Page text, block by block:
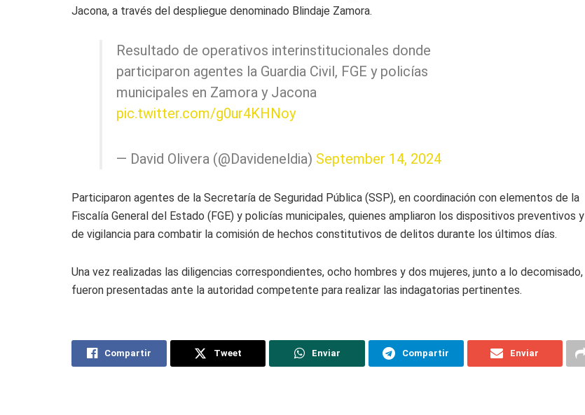
Jacona, a través del despliegue denominado Blindaje Zamora.
Resultado de operativos interinstitucionales donde
participaron agentes la Guardia Civil, FGE y policías
municipales en Zamora y Jacona
pic.twitter.com/g0ur4KHNoy
— David Olivera (@Davideneldia) September 14, 2024
Participaron agentes de la Secretaría de Seguridad Pública (SSP), en coordinación con elementos de la
Fiscalía General del Estado (FGE) y policías municipales, quienes ampliaron los dispositivos preventivos y
de vigilancia para combatir la comisión de hechos constitutivos de delitos durante los últimos días.
Una vez realizadas las diligencias correspondientes, ocho hombres y dos mujeres, junto a lo decomisado,
fueron presentadas ante la autoridad competente para realizar las indagatorias pertinentes.
Compartir Tweet Enviar Compartir Enviar